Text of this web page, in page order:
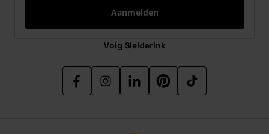
Aanmelden
Volg Sleiderink